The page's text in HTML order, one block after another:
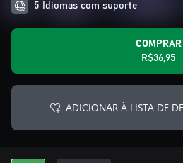
5 Idiomas com suporte
COMPRAR
R$36,95
ADICIONAR À LISTA DE